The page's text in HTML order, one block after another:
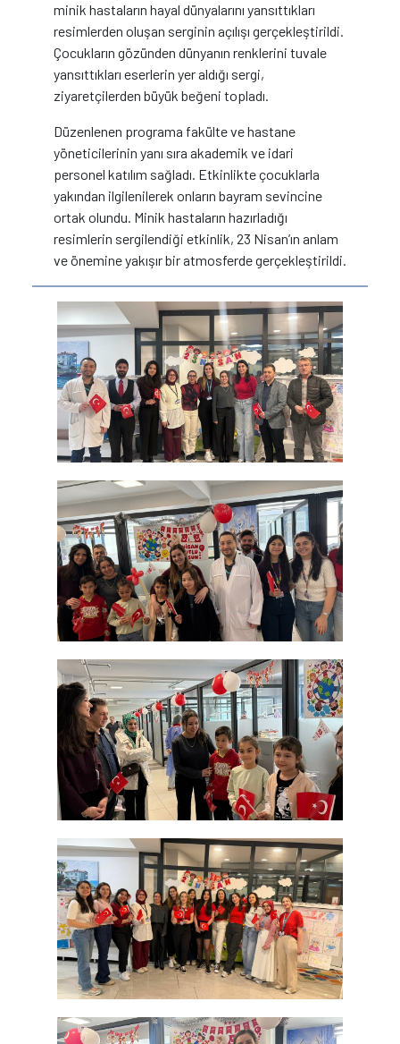
minik hastaların hayal dünyalarını yansıttıkları
resimlerden oluşan serginin açılışı gerçekleştirildi.
Çocukların gözünden dünyanın renklerini tuvale
yansıttıkları eserlerin yer aldığı sergi,
ziyaretçilerden büyük beğeni topladı.
Düzenlenen programa fakülte ve hastane
yöneticilerinin yanı sıra akademik ve idari
personel katılım sağladı. Etkinlikte çocuklarla
yakından ilgilenilerek onların bayram sevincine
ortak olundu. Minik hastaların hazırladığı
resimlerin sergilendiği etkinlik, 23 Nisan’ın anlam
ve önemine yakışır bir atmosferde gerçekleştirildi.